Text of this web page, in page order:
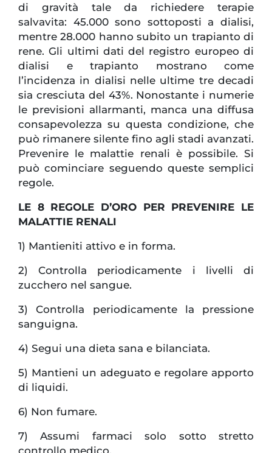
di gravità tale da richiedere terapie
salvavita: 45.000 sono sottoposti a dialisi,
mentre 28.000 hanno subito un trapianto di
rene. Gli ultimi dati del registro europeo di
dialisi e trapianto mostrano come
l’incidenza in dialisi nelle ultime tre decadi
sia cresciuta del 43%. Nonostante i numerie
le previsioni allarmanti, manca una diffusa
consapevolezza su questa condizione, che
può rimanere silente fino agli stadi avanzati.
Prevenire le malattie renali è possibile. Si
può cominciare seguendo queste semplici
regole.
LE 8 REGOLE D’ORO PER PREVENIRE LE
MALATTIE RENALI
1) Mantieniti attivo e in forma.
2) Controlla periodicamente i livelli di
zucchero nel sangue.
3) Controlla periodicamente la pressione
sanguigna.
4) Segui una dieta sana e bilanciata.
5) Mantieni un adeguato e regolare apporto
di liquidi.
6) Non fumare.
7) Assumi farmaci solo sotto stretto